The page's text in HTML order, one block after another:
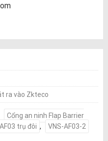
ra vào Zkteco
Cổng an ninh Flap Barrier
trụ đôi , VNS-AF03-2